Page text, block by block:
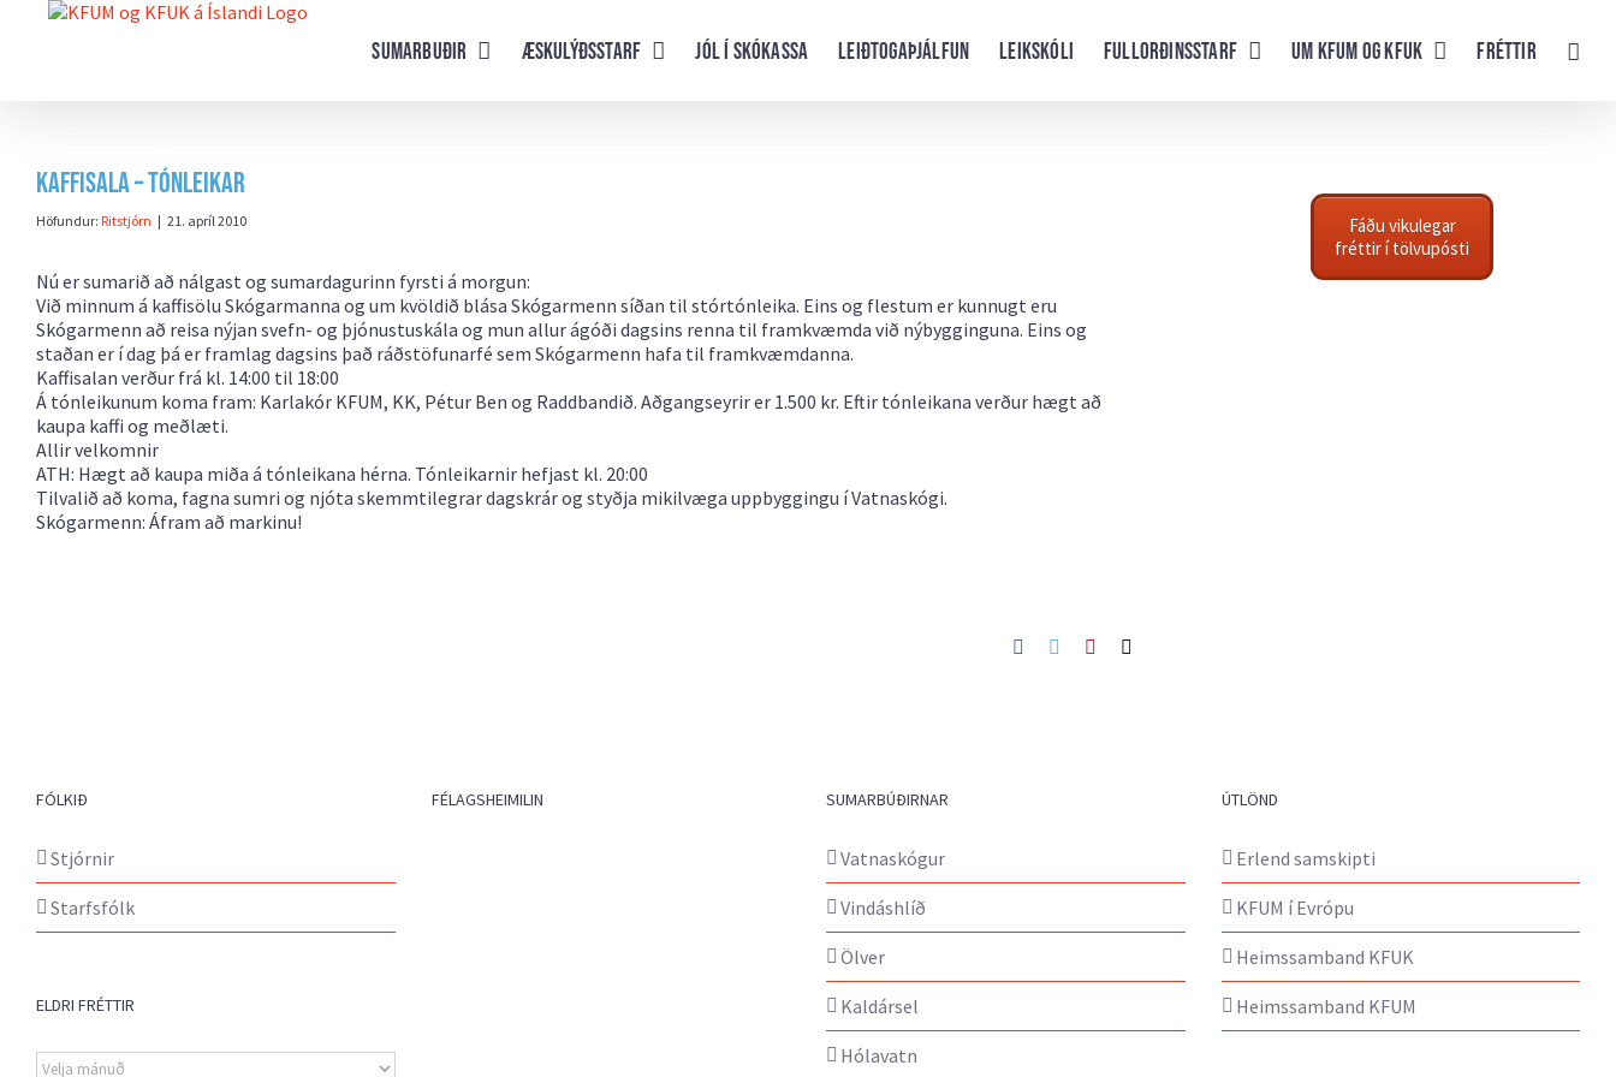
Sumarbuðir Æskulýðsstarf Jól í skókassa Leiðtogaþjálfun Leikskóli Fullorðinsstarf UM KFUM og KFUK Fréttir
Kaffisala – Tónleikar
Höfundur: Ritstjórn | 21. apríl 2010
Nú er sumarið að nálgast og sumardagurinn fyrsti á morgun:
Við minnum á kaffisölu Skógarmanna og um kvöldið blása Skógarmenn síðan til stórtónleika. Eins og flestum er kunnugt eru
Skógarmenn að reisa nýjan svefn- og þjónustuskála og mun allur ágóði dagsins renna til framkvæmda við nýbygginguna. Eins og
staðan er í dag þá er framlag dagsins það ráðstöfunarfé sem Skógarmenn hafa til framkvæmdanna.
Kaffisalan verður frá kl. 14:00 til 18:00
Á tónleikunum koma fram: Karlakór KFUM, KK, Pétur Ben og Raddbandið. Aðgangseyrir er 1.500 kr. Eftir tónleikana verður hægt að
kaupa kaffi og meðlæti.
Allir velkomnir
ATH: Hægt að kaupa miða á tónleikana hérna. Tónleikarnir hefjast kl. 20:00
Tilvalið að koma, fagna sumri og njóta skemmtilegrar dagskrár og styðja mikilvæga uppbyggingu í Vatnaskógi.
Skógarmenn: Áfram að markinu!
Facebook
TwitterPinterest
Fáðu vikulegar
fréttir í tölvupósti
FÓLKIÐ
Stjórnir
Starfsfólk
ELDRI FRÉTTIR
Eldri
FÉLAGSHEIMILIN SUMARBÚÐIRNAR
Vatnaskógur
Vindáshlíð
Ölver
Kaldársel
Hólavatn
ÚTLÖND
Erlend samskipti
KFUM í Evrópu
Heimssamband KFUK
Heimssamband KFUM